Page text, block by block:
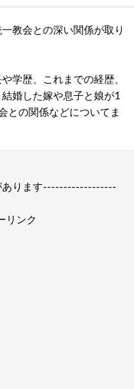
教会との深い関係が取り
学歴、これまでの経歴、
婚した嫁や息子と娘が1
との関係などについてま
ります------------------
リンク